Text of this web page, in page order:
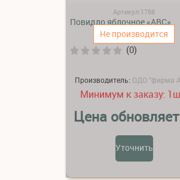
Не производится
Артикул:1788
Повидло яблочное «АВС»
(0)
Производитель: ОДО "фирма
Минимум к заказу: 1
Цена
Уточнить